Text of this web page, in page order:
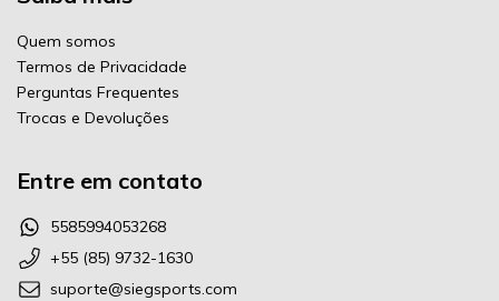
Quem somos
Termos de Privacidade
Perguntas Frequentes
Trocas e Devoluções
Entre em contato
5585994053268
+55 (85) 9732-1630
suporte@siegsports.com